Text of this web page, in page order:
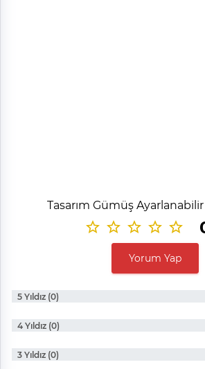
Tasarım Gümüş
Yorum Yap
5 Yıldız (0)
4 Yıldız (0)
3 Yıldız (0)